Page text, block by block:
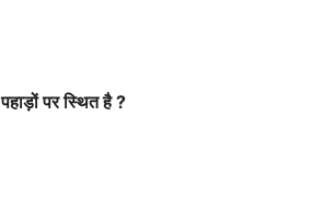
पहाड़ों पर स्थित है ?